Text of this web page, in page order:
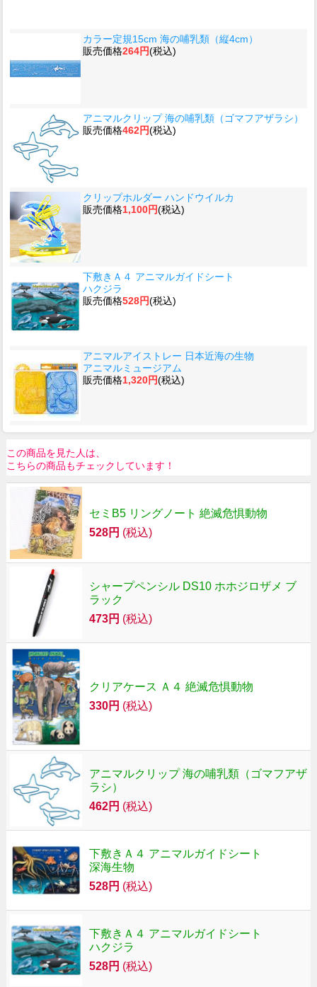
カラー定規15cm 海の哺乳類（縦4cm）
販売価格264円(税込)
アニマルクリップ 海の哺乳類（ゴマフアザラシ）
販売価格462円(税込)
クリップホルダー ハンドウイルカ
販売価格1,100円(税込)
下敷きＡ４ アニマルガイドシート
ハクジラ
販売価格528円(税込)
アニマルアイストレー 日本近海の生物
アニマルミュージアム
販売価格1,320円(税込)
この商品を見た人は、
こちらの商品もチェックしています！
セミB5 リングノート 絶滅危惧動物
528円 (税込)
シャープペンシル DS10 ホホジロザメ ブ
ラック
473円 (税込)
クリアケース Ａ４ 絶滅危惧動物
330円 (税込)
アニマルクリップ 海の哺乳類（ゴマフアザ
ラシ）
462円 (税込)
下敷きＡ４ アニマルガイドシート
深海生物
528円 (税込)
下敷きＡ４ アニマルガイドシート
ハクジラ
528円 (税込)